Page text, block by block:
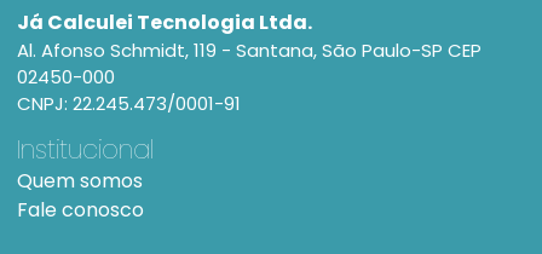
Já Calculei Tecnologia Ltda.
Al. Afonso Schmidt, 119 - Santana, São Paulo-SP CEP
02450-000
CNPJ: 22.245.473/0001-91
Institucional
Quem somos
Fale conosco